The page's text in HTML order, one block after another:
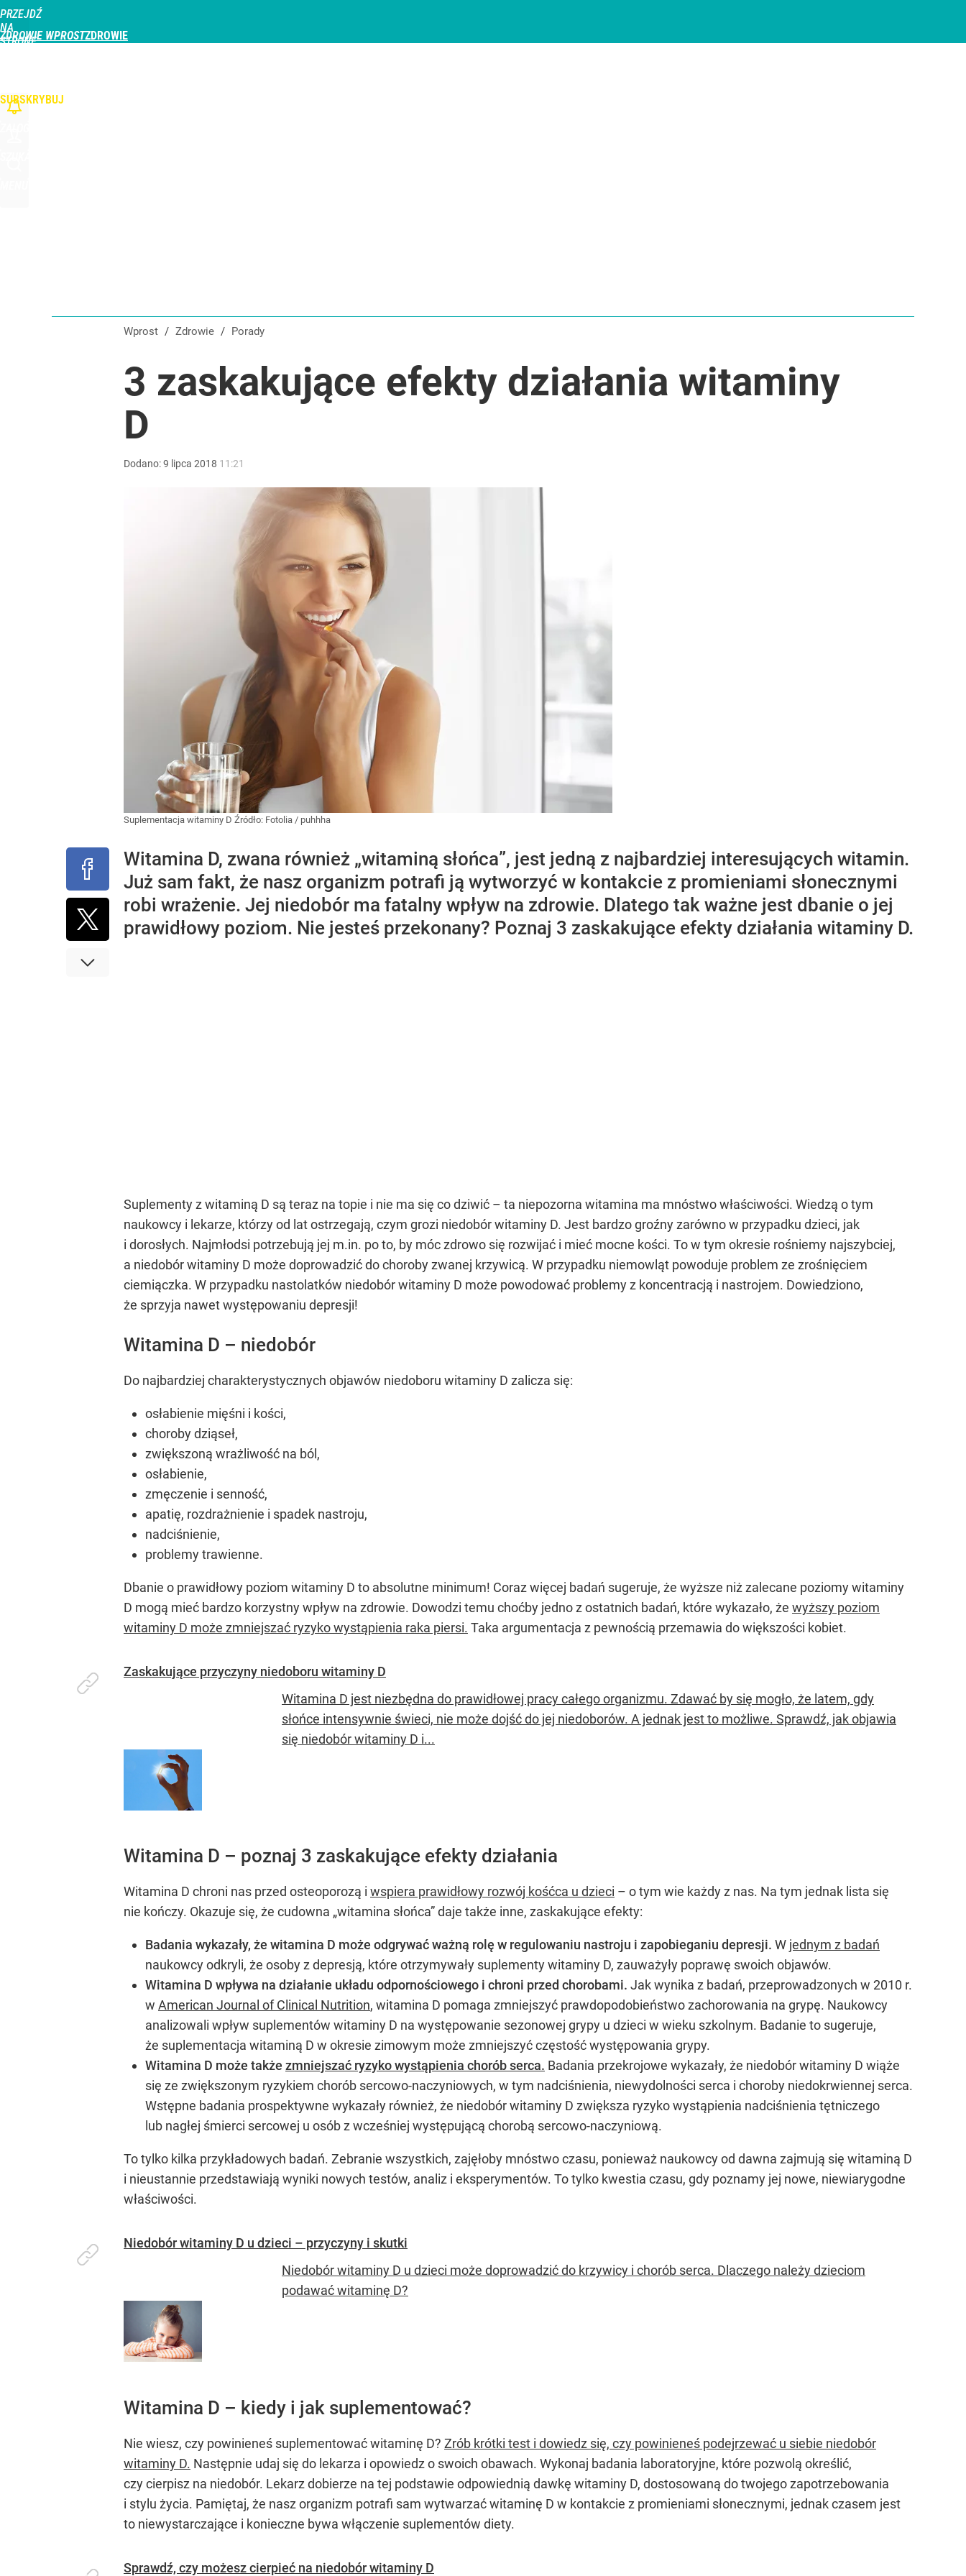
PRZEJDŹ
NA
STRONĘ
ZDROWIE WPROST
SUBSKRYBUJ
Wprost / Zdrowie / Porady
3 zaskakujące efekty działania witaminy
D
Dodano:9 lipca 2018 11:21
Suplementacja witaminy D Źródło: Fotolia / puhhha
Witamina D, zwana również „witaminą słońca”, jest jedną z najbardziej interesujących witamin.
Już sam fakt, że nasz organizm potrafi ją wytworzyć w kontakcie z promieniami słonecznymi
robi wrażenie. Jej niedobór ma fatalny wpływ na zdrowie. Dlatego tak ważne jest dbanie o jej
prawidłowy poziom. Nie jesteś przekonany? Poznaj 3 zaskakujące efekty działania witaminy D.
Suplementy z witaminą D są teraz na topie i nie ma się co dziwić – ta niepozorna witamina ma mnóstwo właściwości. Wiedzą o tym
naukowcy i lekarze, którzy od lat ostrzegają, czym grozi niedobór witaminy D. Jest bardzo groźny zarówno w przypadku dzieci, jak
i dorosłych. Najmłodsi potrzebują jej m.in. po to, by móc zdrowo się rozwijać i mieć mocne kości. To w tym okresie rośniemy najszybciej,
a niedobór witaminy D może doprowadzić do choroby zwanej krzywicą. W przypadku niemowląt powoduje problem ze zrośnięciem
ciemiączka. W przypadku nastolatków niedobór witaminy D może powodować problemy z koncentracją i nastrojem. Dowiedziono,
że sprzyja nawet występowaniu depresji!
Witamina D – niedobór
Do najbardziej charakterystycznych objawów niedoboru witaminy D zalicza się:
osłabienie mięśni i kości,
choroby dziąseł,
zwiększoną wrażliwość na ból,
osłabienie,
zmęczenie i senność,
apatię, rozdrażnienie i spadek nastroju,
nadciśnienie,
problemy trawienne.
Dbanie o prawidłowy poziom witaminy D to absolutne minimum! Coraz więcej badań sugeruje, że wyższe niż zalecane poziomy witaminy
D mogą mieć bardzo korzystny wpływ na zdrowie. Dowodzi temu choćby jedno z ostatnich badań, które wykazało, że wyższy poziom
witaminy D może zmniejszać ryzyko wystąpienia raka piersi. Taka argumentacja z pewnością przemawia do większości kobiet.
Zaskakujące przyczyny niedoboru witaminy D
Witamina D jest niezbędna do prawidłowej pracy całego organizmu. Zdawać by się mogło, że latem, gdy
słońce intensywnie świeci, nie może dojść do jej niedoborów. A jednak jest to możliwe. Sprawdź, jak objawia
się niedobór witaminy D i...
Witamina D – poznaj 3 zaskakujące efekty działania
Witamina D chroni nas przed osteoporozą i wspiera prawidłowy rozwój kośćca u dzieci – o tym wie każdy z nas. Na tym jednak lista się
nie kończy. Okazuje się, że cudowna „witamina słońca” daje także inne, zaskakujące efekty:
Badania wykazały, że witamina D może odgrywać ważną rolę w regulowaniu nastroju i zapobieganiu depresji. W jednym z badań
naukowcy odkryli, że osoby z depresją, które otrzymywały suplementy witaminy D, zauważyły ​​poprawę swoich objawów.
Witamina D wpływa na działanie układu odpornościowego i chroni przed chorobami. Jak wynika z badań, przeprowadzonych w 2010 r.
w American Journal of Clinical Nutrition, witamina D pomaga zmniejszyć prawdopodobieństwo zachorowania na grypę. Naukowcy
analizowali wpływ suplementów witaminy D na występowanie sezonowej grypy u dzieci w wieku szkolnym. Badanie to sugeruje,
że suplementacja witaminą D w okresie zimowym może zmniejszyć częstość występowania grypy.
Witamina D może także zmniejszać ryzyko wystąpienia chorób serca. Badania przekrojowe wykazały, że niedobór witaminy D wiąże
się ze zwiększonym ryzykiem chorób sercowo-naczyniowych, w tym nadciśnienia, niewydolności serca i choroby niedokrwiennej serca.
Wstępne badania prospektywne wykazały również, że niedobór witaminy D zwiększa ryzyko wystąpienia nadciśnienia tętniczego
lub nagłej śmierci sercowej u osób z wcześniej występującą chorobą sercowo-naczyniową.
To tylko kilka przykładowych badań. Zebranie wszystkich, zajęłoby mnóstwo czasu, ponieważ naukowcy od dawna zajmują się witaminą D
i nieustannie przedstawiają wyniki nowych testów, analiz i eksperymentów. To tylko kwestia czasu, gdy poznamy jej nowe, niewiarygodne
właściwości.
Niedobór witaminy D u dzieci – przyczyny i skutki
Niedobór witaminy D u dzieci może doprowadzić do krzywicy i chorób serca. Dlaczego należy dzieciom
podawać witaminę D?
Witamina D – kiedy i jak suplementować?
Nie wiesz, czy powinieneś suplementować witaminę D? Zrób krótki test i dowiedz się, czy powinieneś podejrzewać u siebie niedobór
witaminy D. Następnie udaj się do lekarza i opowiedz o swoich obawach. Wykonaj badania laboratoryjne, które pozwolą określić,
czy cierpisz na niedobór. Lekarz dobierze na tej podstawie odpowiednią dawkę witaminy D, dostosowaną do twojego zapotrzebowania
i stylu życia. Pamiętaj, że nasz organizm potrafi sam wytwarzać witaminę D w kontakcie z promieniami słonecznymi, jednak czasem jest
to niewystarczające i konieczne bywa włączenie suplementów diety.
Sprawdź, czy możesz cierpieć na niedobór witaminy D